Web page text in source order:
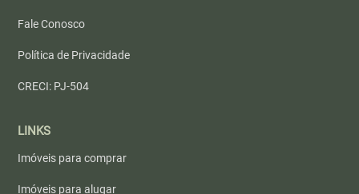
Fale Conosco
Política de Privacidade
CRECI: PJ-504
LINKS
Imóveis para comprar
Imóveis para alugar